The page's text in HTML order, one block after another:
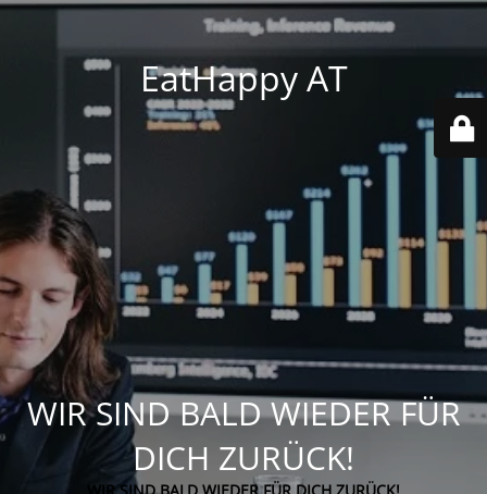
EatHappy AT
WIR SIND BALD WIEDER FÜR
DICH ZURÜCK!